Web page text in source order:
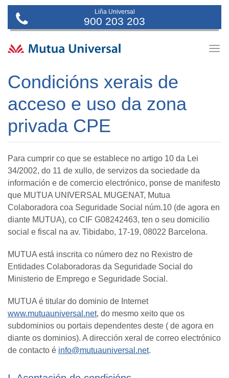
Liña Universal
900 203 203
Condicións xerais de
acceso e uso da zona
privada CPE
Para cumprir co que se establece no artigo 10 da Lei
34/2002, do 11 de xullo, de servizos da sociedade da
información e de comercio electrónico, ponse de manifesto
que MUTUA UNIVERSAL MUGENAT, Mutua
Colaboradora coa Seguridade Social núm.10 (de agora en
diante MUTUA), co CIF G08242463, ten o seu domicilio
social e fiscal na av. Tibidabo, 17-19, 08022 Barcelona.
MUTUA está inscrita co número dez no Rexistro de
Entidades Colaboradoras da Seguridade Social do
Ministerio de Emprego e Seguridade Social.
MUTUA é titular do dominio de Internet
www.mutuauniversal.net, do mesmo xeito que os
subdominios ou portais dependentes deste ( de agora en
diante os dominios). A dirección xeral de correo electrónico
de contacto é info@mutuauniversal.net.